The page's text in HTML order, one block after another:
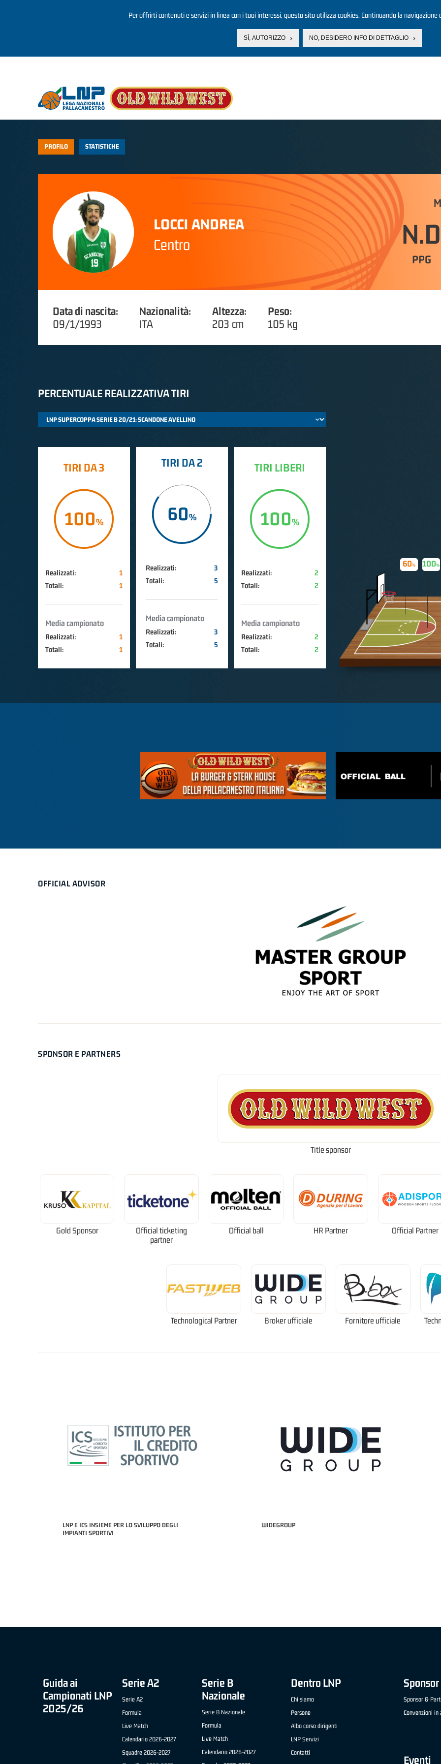
Per offrirti contenuti e servizi in linea con i tuoi interessi, questo sito utilizza cookies. Continuando la navigazione
SÌ, AUTORIZZO NO, DESIDERO INFO DI DETTAGLIO
PROFILO STATISTICHE
LOCCI ANDREA
Centro
N.D
PPG
Data di nascita:
09/1/1993
Nazionalità:
ITA
Altezza:
203 cm
Peso:
105 kg
PERCENTUALE REALIZZATIVA TIRI
TIRI DA 3
100
Realizzati:
1
Totali:
1
Media campionato
Realizzati:
1
Totali:
1
TIRI DA 2
60
Realizzati:
3
Totali:
5
Media campionato
Realizzati:
3
Totali:
5
TIRI LIBERI
100
Realizzati:
2
Totali:
2
Media campionato
Realizzati:
2
Totali:
2
100
60
OFFICIAL ADVISOR
SPONSOR E PARTNERS
Title sponsor
Gold Sponsor
Official ticketing
partner
Official ball HR Partner Official Partner
Technological Partner Broker ufficiale Fornitore ufficiale
LNP E ICS INSIEME PER LO SVILUPPO DEGLI
IMPIANTI SPORTIVI
WIDEGROUP
Guida ai
Campionati LNP
2025/26
Serie A2
Serie A2
Formula
Live Match
Calendario 2026-2027
Squadre 2026-2027
Serie B
Nazionale
Serie B Nazionale
Formula
Live Match
Calendario 2026-2027
Dentro LNP
Chi siamo
Persone
Albo corso dirigenti
LNP Servizi
Contatti
Sponsor &
Convenzioni in
Eventi